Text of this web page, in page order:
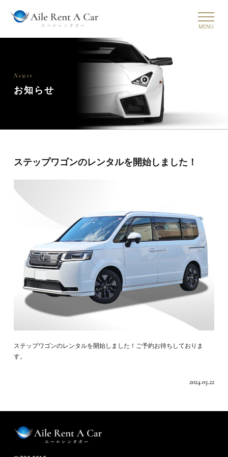
Newsr
お知らせ
ステップワゴンのレンタルを開始しました！
ステップワゴンのレンタルを開始しました！ご予約お待ちしておりま
す。
2024.05.22